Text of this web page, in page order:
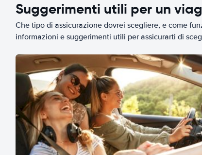
Suggerimenti utili per un
Che tipo di assicurazione dovrei scegliere, e come
informazioni e suggerimenti utili per assicurarti di